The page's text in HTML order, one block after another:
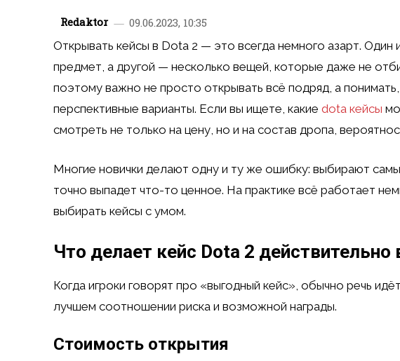
Redaktor
09.06.2023, 10:35
Открывать кейсы в Dota 2 — это всегда немного азарт.
предмет, а другой — несколько вещей, которые даже не
поэтому важно не просто открывать всё подряд, а
перспективные варианты. Если вы ищете, какие dota кейсы
смотреть не только на цену, но и на состав дропа,
Многие новички делают одну и ту же ошибку: выбирают
точно выпадет что-то ценное. На практике всё работает
выбирать кейсы с умом.
Что делает кейс Dota 2
Когда игроки говорят про «выгодный кейс», обычно речь
лучшем соотношении риска и возможной награды.
Стоимость открытия